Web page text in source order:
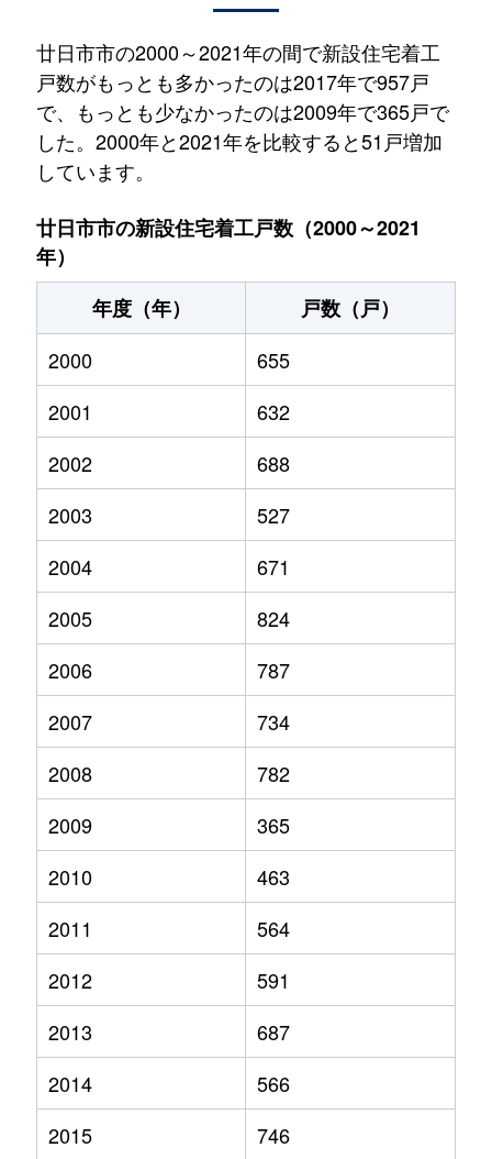
廿日市市の2000～2021年の間で新設住宅着工
戸数がもっとも多かったのは2017年で957戸
で、もっとも少なかったのは2009年で365戸で
した。2000年と2021年を比較すると51戸増加
しています。
廿日市市の新設住宅着工戸数（2000～2021
年）
年度（年）
戸数（戸）
2000
655
2001
632
2002
688
2003
527
2004
671
2005
824
2006
787
2007
734
2008
782
2009
365
2010
463
2011
564
2012
591
2013
687
2014
566
2015
746